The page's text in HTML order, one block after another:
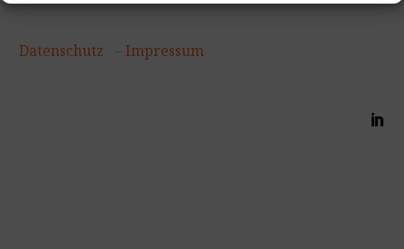
Datenschutz Impressum